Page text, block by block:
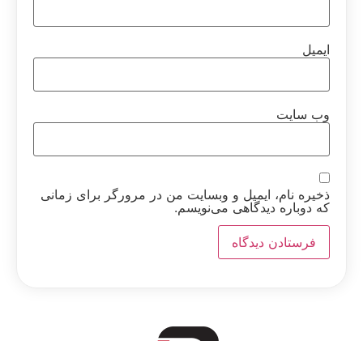
ایمیل
وب‌ سایت
ذخیره نام، ایمیل و وبسایت من در مرورگر برای زمانی
که دوباره دیدگاهی می‌نویسم.